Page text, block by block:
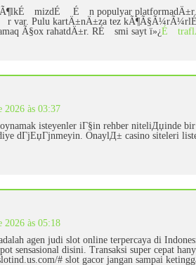
Ã¶lkÉ™mizdÉ™ É™n populyar
var. Pulu kartÄ±nÄ±za tez
Ã§ox rahatdÄ±r. RÉ™smi sayt ï»¿
2026 às 03:37
isteyenler iГ§in rehber niteliДџinde bir
dГјЕџГјnmeyin. OnaylД± casino siteleri
2026 às 05:18
agen judi slot online terpercaya di
sensasional disini. Transaksi super cepat
# slot gacor jangan sampai